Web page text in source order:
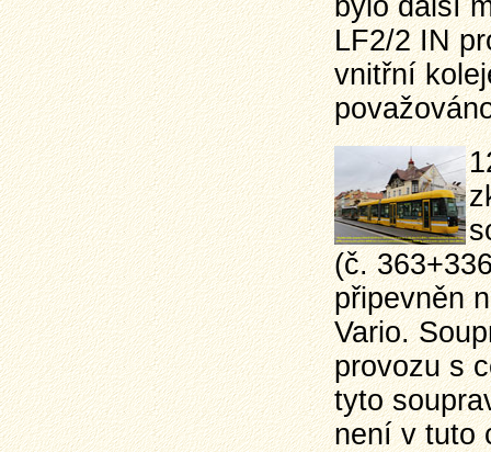
bylo další
LF2/2 IN
vnitřní
(č.
připevněn
Vario.
provozu s
tyto
není v tuto